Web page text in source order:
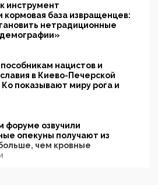
инструмент
кормовая база извращенцев:
нетрадиционные
нацистов и
в Киево-Печерской
показывают миру рога и
форуме озвучили
опекуны получают из
чем кровные